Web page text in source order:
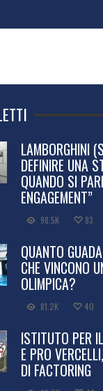
LAMBORGHINI
DEFINIRE UNA
QUANDO SI
ENGAGEMENT”
98.5K 83
QUANTO
CHE VINCONO
OLIMPICA?
81.2K 40
ISTITUTO PER
E PRO
DI FACTORING